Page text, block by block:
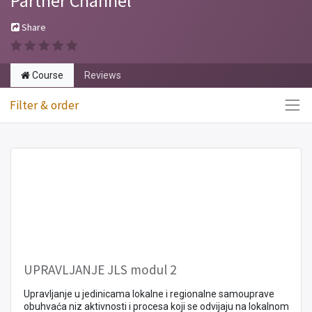
Share
Course Reviews
Filter & order
UPRAVLJANJE JLS modul 2
Upravljanje u jedinicama lokalne i regionalne samouprave
obuhvaća niz aktivnosti i procesa koji se odvijaju na lokalnom